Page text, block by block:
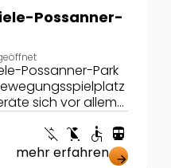
Possanner-
Possanner-Park
sich vor allem
eigene
money_off child_friendly accessible directions_transit
mehr erfahren arrow_forward